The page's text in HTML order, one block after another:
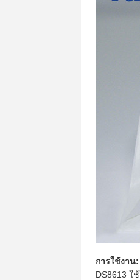
การใช้งาน:
DS8613 ใ